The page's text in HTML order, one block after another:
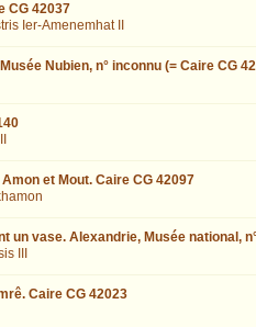
CG 42037
Ier-Amenemhat II
Nubien, n° inconnu (= Caire CG
et Mout. Caire CG 42097
un vase. Alexandrie, Musée national,
III
Caire CG 42023